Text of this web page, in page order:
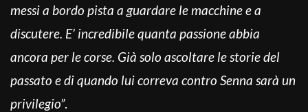
messi a bordo pista a guardare le macchine e a
discutere. E’ incredibile quanta passione abbia
ancora per le corse. Già solo ascoltare le storie del
passato e di quando lui correva contro Senna sarà un
privilegio”.